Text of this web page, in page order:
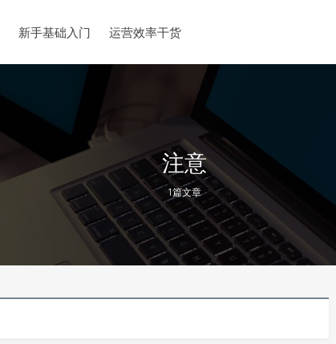
新手基础入门 运营效率干货
注意
1篇文章